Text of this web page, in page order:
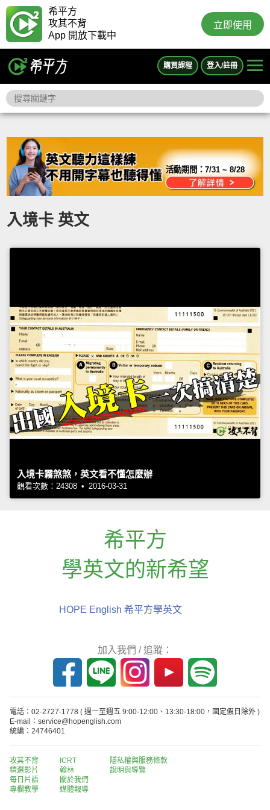
希平方
攻其不背
App 開放下載中
立即使用
購買課程 登入/註冊
活動期間：7/31 ~ 8/28
入境卡 英文
入境卡霧煞煞，英文看不懂怎麼辦
觀看次數：24308 • 2016-03-31
希平方
學英文的新希望
HOPE English 希平方學英文
加入我們 / 追蹤：
電話：02-2727-1778 ( 週一至週五 9:00-12:00、13:30-18:00，國定假日除外 )
E-mail：service@hopenglish.com
統編：24746401
攻其不背
精選影片
每日片語
專欄教學
ICRT
翰林
關於我們
媒體報導
隱私權與服務條款
說明與導覽